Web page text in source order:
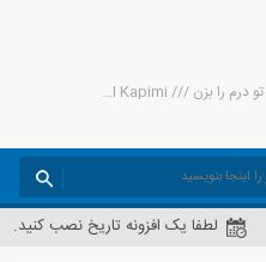
دانلود قسمت 35 سریال تو درم را بزن /// Sen Cal Kapimi + زیرنویس - مبین دانلود
لطفا یک افزونه تاریخ نصب کنید.